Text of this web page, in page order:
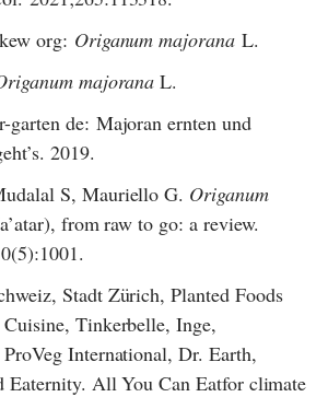
org: Origanum majoranaL.
majorana L.
garten de: Majoran ernten und
2019.
S, Mauriello G. Origanum
from raw to go: a review.
Stadt Zürich, Planted Foods
Tinkerbelle, Inge,
International, Dr. Earth,
Eaternity. All You Can Eatfor climate